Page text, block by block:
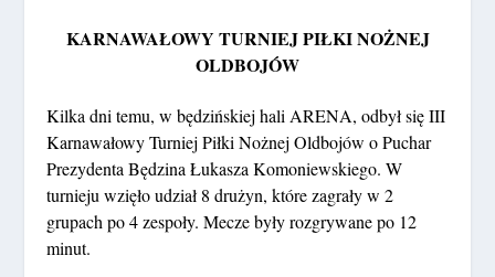
KARNAWAŁOWY TURNIEJ PIŁKI NOŻNEJ
OLDBOJÓW
Kilka dni temu, w będzińskiej hali ARENA, odbył się III
Karnawałowy Turniej Piłki Nożnej Oldbojów o Puchar
Prezydenta Będzina Łukasza Komoniewskiego. W
turnieju wzięło udział 8 drużyn, które zagrały w 2
grupach po 4 zespoły. Mecze były rozgrywane po 12
minut.